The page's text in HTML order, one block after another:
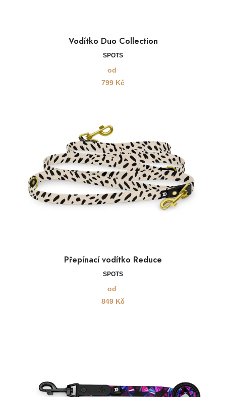
Vodítko Duo Collection
SPOTS
od
799 Kč
Přepínací vodítko Reduce
SPOTS
od
849 Kč